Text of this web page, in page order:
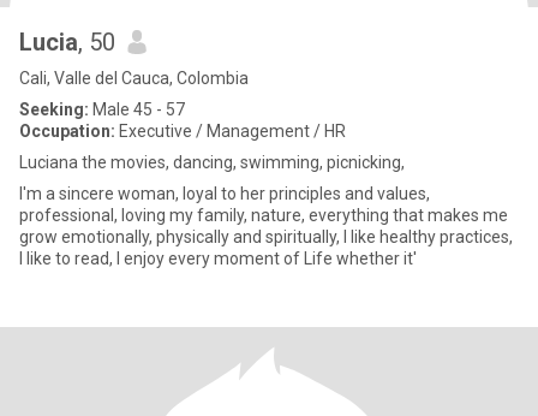
Lucia, 50
Cali, Valle del Cauca, Colombia
Seeking: Male 45 - 57
Occupation: Executive / Management / HR
Luciana the movies, dancing, swimming, picnicking,
I'm a sincere woman, loyal to her principles and values,
professional, loving my family, nature, everything that makes me
grow emotionally, physically and spiritually, I like healthy practices,
I like to read, I enjoy every moment of Life whether it'